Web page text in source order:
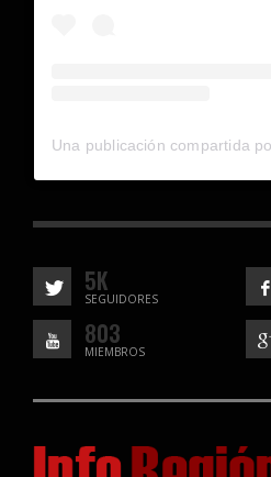
5K
SEGUIDORES
803
MIEMBROS